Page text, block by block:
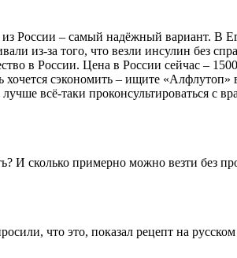
России – самый надёжный вариант. В
из-за того, что везли инсулин без
в России. Цена в России сейчас –
сэкономить – ищите
всё-таки проконсультироваться с
И сколько примерно можно везти без
что это, показал рецепт на